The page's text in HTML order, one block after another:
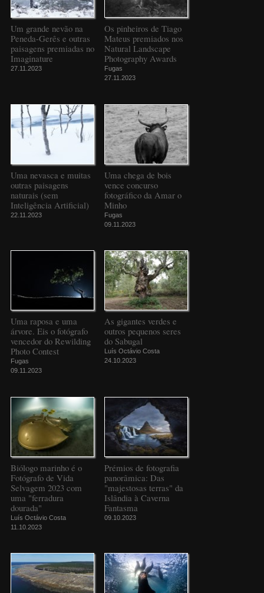
Um grande nevão na
Peneda-Gerês e outras
paisagens premiadas no
Imaginature
27.11.2023
Os pinheiros de Tiago
Mateus premiados nos
Natural Landscape
Photography Awards
Fugas
27.11.2023
Uma nevasca e muitas
outras paisagens
naturais (sem
Inteligência Artificial)
22.11.2023
Uma chega de bois
vence concurso
fotográfico da Amar o
Minho
Fugas
09.11.2023
Uma raposa e uma
árvore. Eis o fotógrafo
vencedor do Rewilding
Photo Contest
Fugas
09.11.2023
As gigantes verdes e
outros pequenos seres
do Sabugal
Luís Octávio Costa
24.10.2023
Biólogo marinho é o
Fotógrafo de Vida
Selvagem 2023 com
uma "ferradura
dourada"
Luís Octávio Costa
11.10.2023
Prémios de fotografia
panorâmica: Das
"majestosas terras" da
Islândia à Caverna
Fantasma
09.10.2023